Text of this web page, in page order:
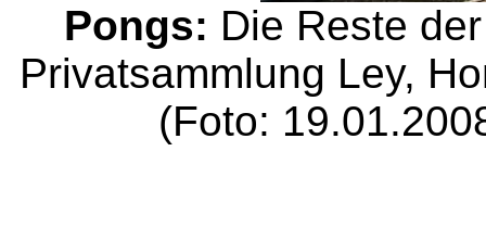
Pongs: Die Reste
Privatsammlung Ley,
(Foto: